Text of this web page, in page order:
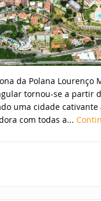
da Polana Lourenço
tornou-se a partir
uma cidade cativante
com todas a...